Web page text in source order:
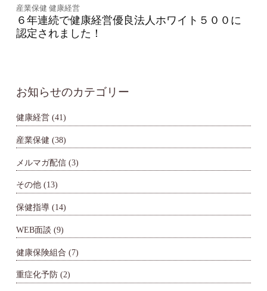
産業保健 健康経営
６年連続で健康経営優良法人ホワイト５００に
認定されました！
お知らせのカテゴリー
健康経営 (41)
産業保健 (38)
メルマガ配信 (3)
その他 (13)
保健指導 (14)
WEB面談 (9)
健康保険組合 (7)
重症化予防 (2)